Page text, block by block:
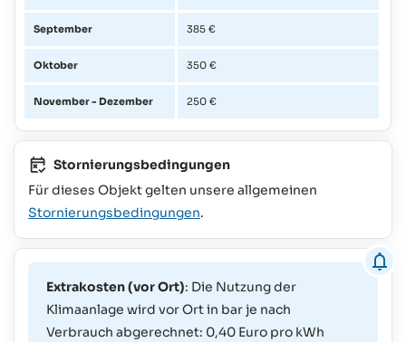
September 385 €
Oktober 350 €
November - Dezember 250 €
Stornierungsbedingungen
Für dieses Objekt gelten unsere allgemeinen
Stornierungsbedingungen.
Extrakosten (vor Ort): Die Nutzung der
Klimaanlage wird vor Ort in bar je nach
Verbrauch abgerechnet: 0,40 Euro pro kWh